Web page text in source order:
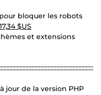
bloquer les robots
17,34 $US
et extensions
jour de la version PHP